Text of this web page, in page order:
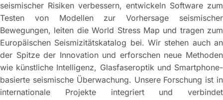
seismischer Risiken verbessern, entwickeln Software zum
Testen von Modellen zur Vorhersage seismischer
Bewegungen, leiten die World Stress Map und tragen zum
Europäischen Seismizitätskatalog bei. Wir stehen auch an
der Spitze der Innovation und erforschen neue Methoden
wie künstliche Intelligenz, Glasfaseroptik und Smartphone-
basierte seismische Überwachung. Unsere Forschung ist in
internationale Projekte integriert und verbindet